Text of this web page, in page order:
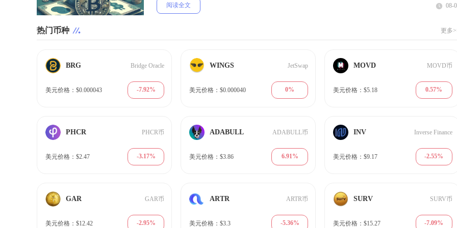
阅读全文 08-
热门币种 更多
BRG Bridge Oracle
美元价格：$0.000043 -7.92%
WINGS JetSwap
美元价格：$0.000040 0%
MOVD MOVD币
美元价格：$5.18 0.57%
PHCR PHCR币
美元价格：$2.47 -3.17%
ADABULL ADABULL币
美元价格：$3.86 6.91%
INV Inverse Finance
美元价格：$9.17 -2.55%
GAR GAR币
美元价格：$12.42 -2.95%
ARTR ARTR币
美元价格：$3.3 -5.36%
SURV SURV币
美元价格：$15.27 -7.09%